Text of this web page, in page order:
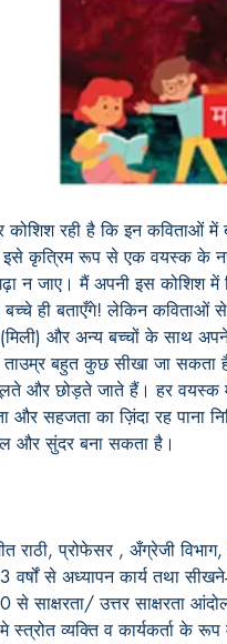
कोशिश रही है कि इन कविताओं
कृत्रिम रूप से एक वयस्क के
न जाए। मैं अपनी इस कोशिश में
ही बताएँगे! लेकिन कविताओं
(मिली) और अन्य बच्चों के साथ
ताउम्र बहुत कुछ सीखा जा
और छोड़ते जाते हैं। हर
और सहजता का ज़िंदा रह पाना
और सुंदर बना सकता है।
राठी, प्रोफेसर , अँग्रेजी विभाग,
वर्षों से अध्यापन कार्य तथा
से साक्षरता/ उत्तर साक्षरता
स्त्रोत व्यक्ति व कार्यकर्ता के